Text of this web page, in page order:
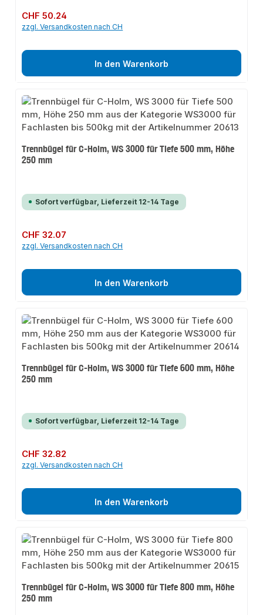
Regulärer Preis:
CHF 50.24
zzgl. Versandkosten nach CH
In den Warenkorb
Trennbügel für C-Holm, WS 3000 für Tiefe 500 mm, Höhe
250 mm
Sofort verfügbar, Lieferzeit 12-14 Tage
Regulärer Preis:
CHF 32.07
zzgl. Versandkosten nach CH
In den Warenkorb
Trennbügel für C-Holm, WS 3000 für Tiefe 600 mm, Höhe
250 mm
Sofort verfügbar, Lieferzeit 12-14 Tage
Regulärer Preis:
CHF 32.82
zzgl. Versandkosten nach CH
In den Warenkorb
Trennbügel für C-Holm, WS 3000 für Tiefe 800 mm, Höhe
250 mm